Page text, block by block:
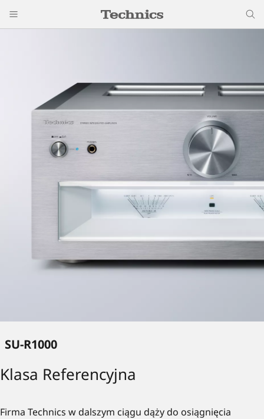
SU-R1000
Klasa Referencyjna
Firma Technics w dalszym ciągu dąży do osiągnięcia